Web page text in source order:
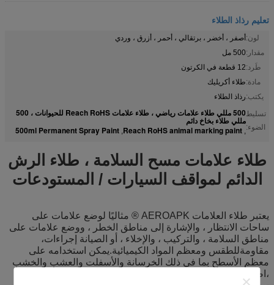
تعليم رذاذ الطلاء
لون:أصفر ، أخضر ، برتقالي ، أحمر ، أزرق ، وردي
مقدار:500 مل
طَرد:12 قطعة في الكرتون
مادة:طلاء أكريليك
يكتب:رذاذ الطلاء
تسليط
الضوء:
500 مللي طلاء علامات رياضي ، طلاء علامات Reach RoHS للحيوانات ، 500
مللي طلاء بخاخ دائم
,
Reach RoHS animal marking paint
,
500ml Permanent Spray Paint
طلاء علامات مسح السلامة ، طلاء الرش
الدائم لمواقف السيارات / المستودعات
يعتبر طلاء العلامات AEROAPK ® مثاليًا لوضع علامات على
ساحات الانتظار ، والإشارة إلى مناطق الخطر ، ووضع علامات على
مناطق السلامة ، والتركيب ، والإخلاء ، أو الصيانة إجراءات،
مقاومةللطقس ومعظم المواد الكيميائية.يمكن استخدامه على
معظم الأسطح بما في ذلك الخرسانة والأسفلت والعشب والخشب
، اصطناعي